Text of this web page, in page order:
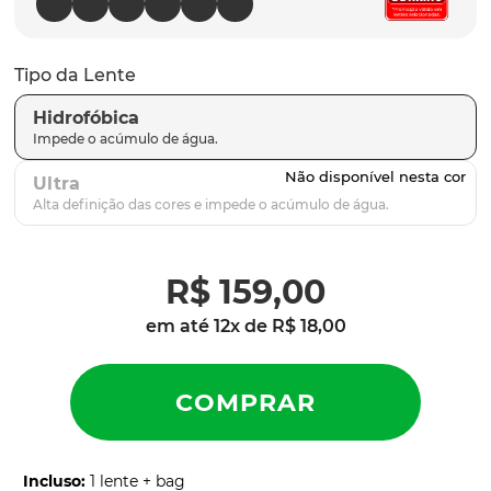
Tipo da Lente
Hidrofóbica
Ultra
R$ 159,00
em até 12x de R$ 18,00
Incluso: 1 lente + bag
9º latch